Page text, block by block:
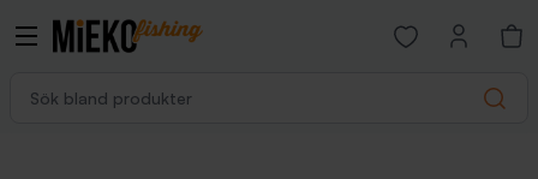
Search
Open favorites